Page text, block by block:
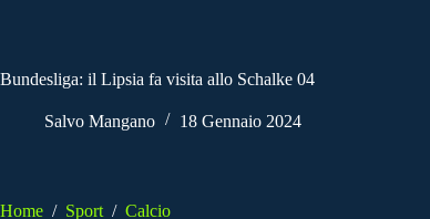
Bundesliga: il Lipsia fa visita allo Schalke 04
Salvo Mangano 18 Gennaio 2024
Home / Sport / Calcio